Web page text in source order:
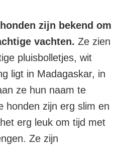
zijn bekend om
vachten. Ze zien
pluisbolletjes, wit
ligt in Madagaskar, in
ze hun naam te
honden zijn erg slim en
erg leuk om tijd met
Ze zijn